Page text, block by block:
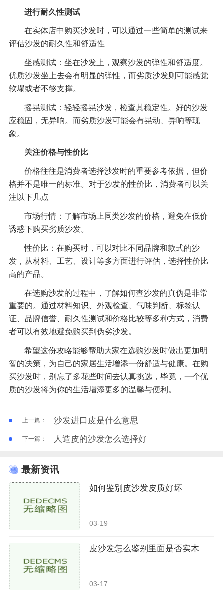
进行耐久性测试
在实体店中购买沙发时，可以通过一些简单的测试来
评估沙发的耐久性和舒适性
坐感测试：坐在沙发上，观察沙发的弹性和舒适度。
优质沙发坐上去会有明显的弹性，而劣质沙发则可能感觉
软塌或者不够支撑。
摇晃测试：轻轻摇晃沙发，检查其稳定性。好的沙发
应稳固，无异响。而劣质沙发可能会有晃动、异响等现
象。
关注价格与性价比
价格往往是消费者选择沙发时的重要参考依据，但价
格并不是唯一的标准。对于沙发的性价比，消费者可以关
注以下几点
市场行情：了解市场上同类沙发的价格，避免在低价
诱惑下购买劣质沙发。
性价比：在购买时，可以对比不同品牌和款式的沙
发，从材料、工艺、设计等多方面进行评估，选择性价比
高的产品。
在选购沙发的过程中，了解如何查沙发的真伪是非常
重要的。通过材料知识、外观检查、气味判断、标签认
证、品牌信誉、耐久性测试和价格比较等多种方式，消费
者可以有效地避免购买到伪劣沙发。
希望这份攻略能够帮助大家在选购沙发时做出更加明
智的决策，为自己的家居生活增添一份舒适与健康。在购
买沙发时，别忘了多花些时间去认真挑选，毕竟，一个优
质的沙发将为你的生活增添更多的温馨与便利。
上一篇： 沙发进口皮是什么意思
下一篇： 人造皮的沙发怎么选择好
最新资讯
如何鉴别皮沙发皮质好坏
03-19
皮沙发怎么鉴别里面是否实木
03-17